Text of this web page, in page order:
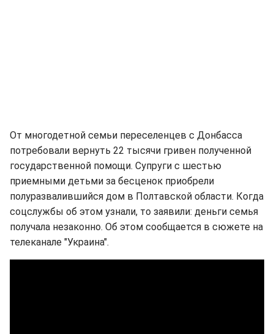
От многодетной семьи переселенцев с Донбасса
потребовали вернуть 22 тысячи гривен полученной
государственной помощи. Супруги с шестью
приемными детьми за бесценок приобрели
полуразвалившийся дом в Полтавской области. Когда
соцслужбы об этом узнали, то заявили: деньги семья
получала незаконно. Об этом сообщается в сюжете на
телеканале "Украина".